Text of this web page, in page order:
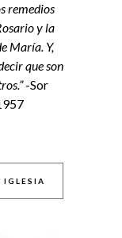
remedios
y la
María. Y,
que son
-Sor